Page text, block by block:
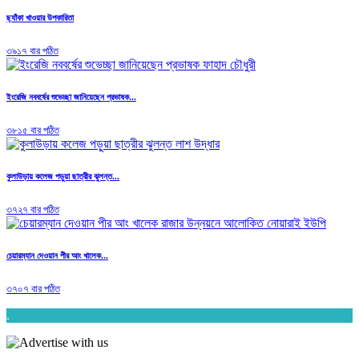
ছ্যাঁকা খাওয়ার উপকারিতা
৩৯১৭ বার পঠিত
ইংরেজি নববর্ষের শুভেচ্ছা জানিয়েছেন প্রভাষক...
৩৮১৫ বার পঠিত
কুলাউড়ায় কলেজ পড়ুয়া ছাত্রীর ঝুলন্ত...
৩৭২৭ বার পঠিত
চেয়ারম্যান দেওয়ান পীর আং খালেক...
৩৭০৭ বার পঠিত
.